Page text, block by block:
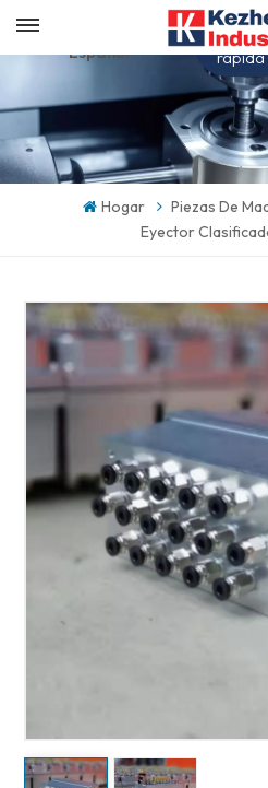
Español
English
한국의
rápida
Hogar
Piezas De
Eyector